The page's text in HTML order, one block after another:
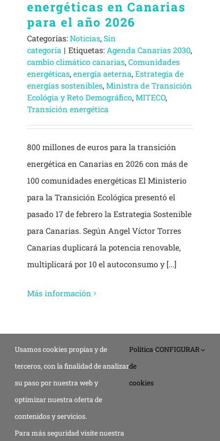
energéticas en Canarias
para el año 2026
Categorías:Noticias,Sin
categoría | Etiquetas:Agenda Canarias 2030,
cambio climático canarias,Comunidades
energéticas,energía aeterna,Estrategia de
energías sostenibles,Ministra de Transición
Ecológia y Reto Demográfico,MITECO,
Transición energética
800 millones de euros para la transición
energética en Canarias en 2026 con más de
100 comunidades energéticas El Ministerio
para la Transición Ecológica presentó el
pasado 17 de febrero la Estrategia Sostenible
para Canarias. Según Angel Víctor Torres
Canarias duplicará la potencia renovable,
multiplicará por 10 el autoconsumo y [...]
Más información
© 2019 - 2026 • Aviso legal •
cookies Declaración de accesibilidad
Usamos cookies propias y de
terceros, con la finalidad de analizar
su paso por nuestra web y
optimizar nuestra oferta de
contenidos y servicios.
Para más seguridad visite nuestra
Política
de
cookies
.CONFIGURAR